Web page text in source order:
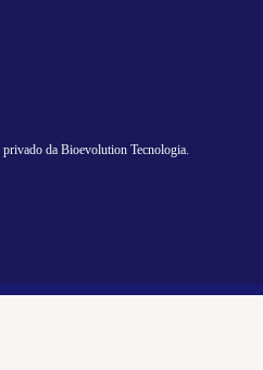
da Bioevolution Tecnologia.